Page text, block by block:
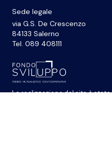
La realizzazione del sitoè
Sede legale
via G.S. De Crescenzo
84133 Salerno
Tel. 089 408111